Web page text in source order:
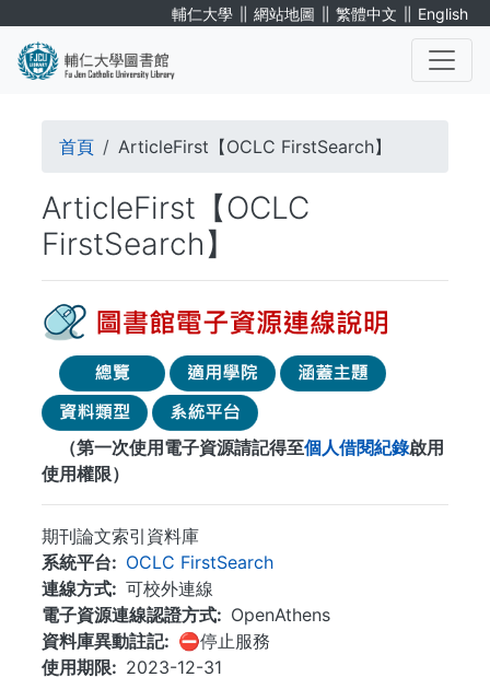
輔仁大學 ∥ 網站地圖 ∥ 繁體中文 ∥ English
導
連
結
首頁 ArticleFirst【OCLC FirstSearch】
ArticleFirst【OCLC
FirstSearch】
（第一次使用電子資源請記得至個人借閱紀錄啟用
使用權限）
期刊論文索引資料庫
系統平台
OCLC FirstSearch
連線方式
可校外連線
電子資源連線認證方式
OpenAthens
資料庫異動註記
⛔停止服務
使用期限
2023-12-31